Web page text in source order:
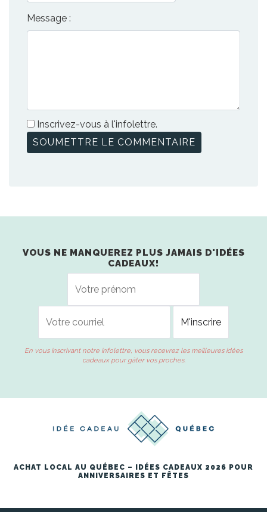
Message :
Inscrivez-vous à l'infolettre.
VOUS NE MANQUEREZ PLUS JAMAIS D'IDÉES
CADEAUX!
En vous inscrivant notre infolettre, vous recevrez les meilleures idées
cadeaux pour gâter vos proches.
ACHAT LOCAL AU QUÉBEC – IDÉES CADEAUX 2026 POUR
ANNIVERSAIRES ET FÊTES